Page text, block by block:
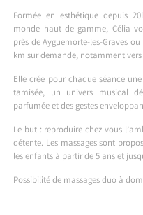
Formée en esthétique depuis
monde haut de gamme, Célia
près de Ayguemorte-les-Graves
km sur demande, notamment
Elle crée pour chaque séance
tamisée, un univers musical
parfumée et des gestes
Le but : reproduire chez vous
détente. Les massages sont
les enfants à partir de 5 ans et
Possibilité de massages duo à